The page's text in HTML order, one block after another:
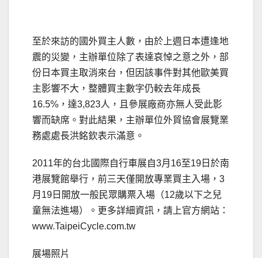
至於來訪的國外買主人數，由於上週日本遭逢地
震的災變，主辦單位除了表達哀悼之意之外，部
份日本買主取消來台，但因該事件對其他歐美買
主影響不大，整體買主數字仍較去年成長
16.5%，達3,823人，且參展廠商亦無人受此影
響而缺席。對此結果，主辦單位外貿協會展覽業
務處處長洪銘欽表示滿意。
2011年的台北國際自行車展自3月16至19日於南
港展覽館舉行，前三天僅開放專業買主入場，3
月19日開放一般民眾購票入場（12歲以下之兒
童無法進場）。更多詳細資訊，請上官方網站：
www.TaipeiCycle.com.tw
展場照片